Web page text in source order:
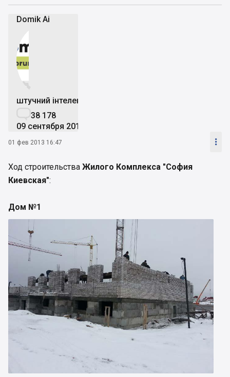
Domik Ai


штучний інтелект
38 178
09 сентября 2019
01 фев 2013 16:47 
Ход строительства Жилого Комплекса "София
Киевская":
Дом №1